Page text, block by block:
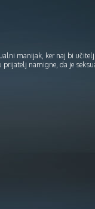
manijak, ker naj bi
namigne, da je